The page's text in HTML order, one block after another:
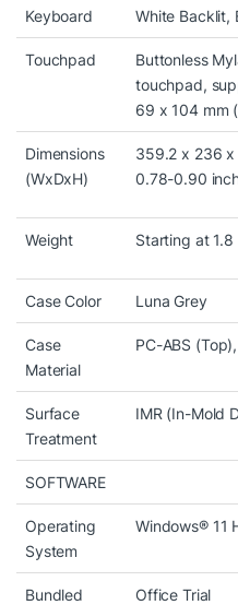
mà ngay cả ở mức
Hỗ trợ tốt các phần
Premiere, Lightroom,
phần mềm AI chạy
Nhờ đó, người dùng có
AAA ở thiết lập Medium –
Keyboard White Backlit,
Touchpad
Buttonless
touchpad,
69 x 104 mm
Dimensions
(WxDxH)
359.2 x 236 x
0.78-0.90
Weight Starting at
Case Color Luna Grey
Case
Material
PC-ABS
Surface
Treatment
IMR (In-Mold
SOFTWARE
Operating
System
Windows® 11
Bundled
Office Trial